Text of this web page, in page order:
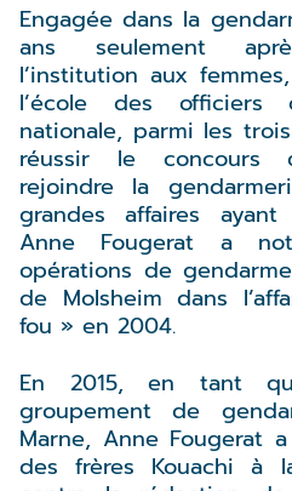
Engagée dans la
ans seulement
l’institution aux
l’école des officiers
nationale, parmi les
réussir le concours
rejoindre la
grandes affaires
Anne Fougerat a
opérations de
de Molsheim dans
fou » en 2004.
En 2015, en tant
groupement de
Marne, Anne Fougerat
des frères Kouachi à